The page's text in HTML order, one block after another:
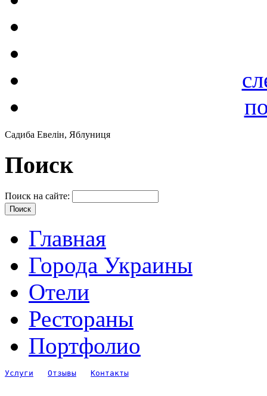
Садиба Евелін, Яблуниця
Поиск
Поиск на сайте:
Главная
Города Украины
Отели
Рестораны
Портфолио
Услуги Отзывы Контакты